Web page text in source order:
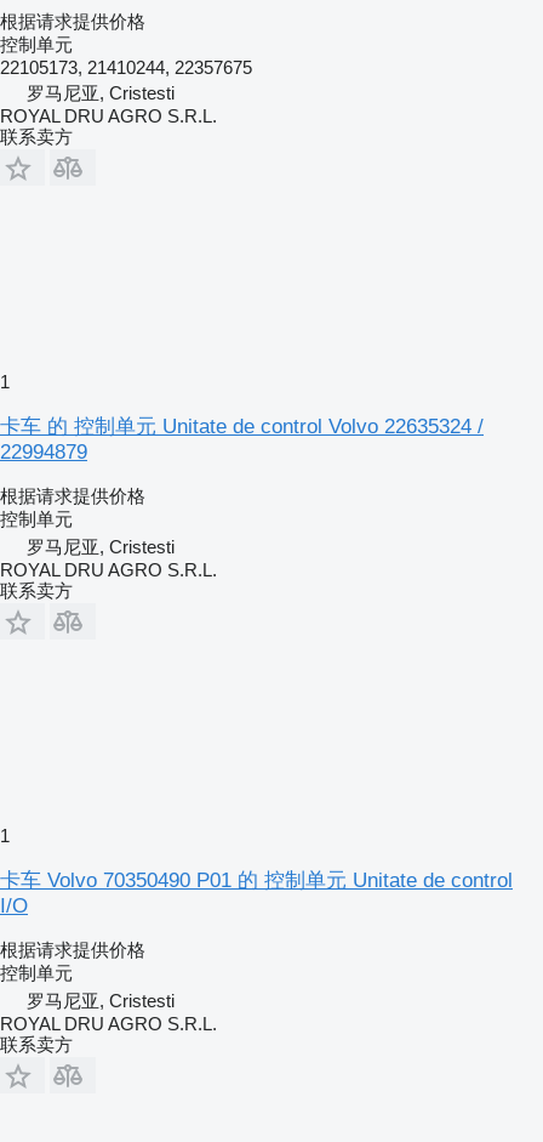
根据请求提供价格
控制单元
22105173, 21410244, 22357675
罗马尼亚, Cristesti
ROYAL DRU AGRO S.R.L.
联系卖方
1
卡车 的 控制单元 Unitate de control Volvo 22635324 /
22994879
根据请求提供价格
控制单元
罗马尼亚, Cristesti
ROYAL DRU AGRO S.R.L.
联系卖方
1
卡车 Volvo 70350490 P01 的 控制单元 Unitate de control
I/O
根据请求提供价格
控制单元
罗马尼亚, Cristesti
ROYAL DRU AGRO S.R.L.
联系卖方